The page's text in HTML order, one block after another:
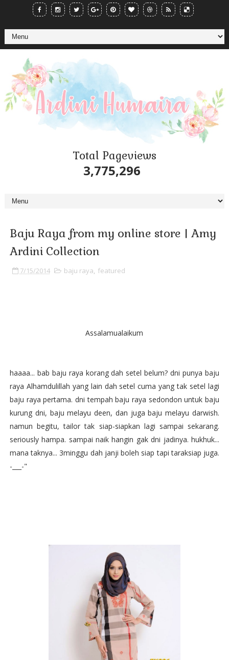
Total Pageviews
3,775,296
Baju Raya from my online store | Amy
Ardini Collection
7/15/2014 baju raya featured
Assalamualaikum
haaaa... bab baju raya korang dah setel belum? dni punya baju
raya Alhamdulillah yang lain dah setel cuma yang tak setel lagi
baju raya pertama. dni tempah baju raya sedondon untuk baju
kurung dni, baju melayu deen, dan juga baju melayu darwish.
namun begitu, tailor tak siap-siapkan lagi sampai sekarang.
seriously hampa. sampai naik hangin gak dni jadinya. hukhuk...
mana taknya... 3minggu dah janji boleh siap tapi taraksiap juga.
-___-"